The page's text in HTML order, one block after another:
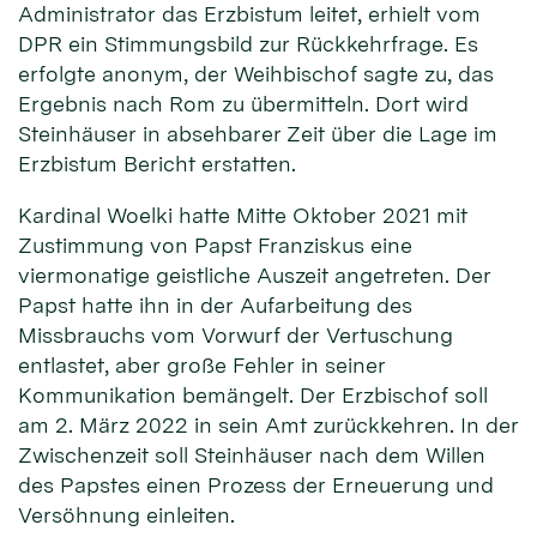
Administrator das Erzbistum leitet, erhielt vom
DPR ein Stimmungsbild zur Rückkehrfrage. Es
erfolgte anonym, der Weihbischof sagte zu, das
Ergebnis nach Rom zu übermitteln. Dort wird
Steinhäuser in absehbarer Zeit über die Lage im
Erzbistum Bericht erstatten.
Kardinal Woelki hatte Mitte Oktober 2021 mit
Zustimmung von Papst Franziskus eine
viermonatige geistliche Auszeit angetreten. Der
Papst hatte ihn in der Aufarbeitung des
Missbrauchs vom Vorwurf der Vertuschung
entlastet, aber große Fehler in seiner
Kommunikation bemängelt. Der Erzbischof soll
am 2. März 2022 in sein Amt zurückkehren. In der
Zwischenzeit soll Steinhäuser nach dem Willen
des Papstes einen Prozess der Erneuerung und
Versöhnung einleiten.